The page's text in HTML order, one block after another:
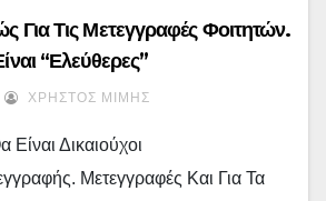
Για Τις Μετεγγραφές Φοιτητών.
“ελεύθερες”
ΧΡΉΣΤΟΣ ΜΊΜΗΣ
Είναι Δικαιούχοι
Μετεγγραφές Και Για Τα